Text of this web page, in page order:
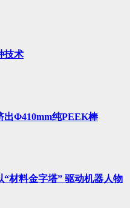
技术
出Φ410mm纯PEEK棒
材料金字塔” 驱动机器人物